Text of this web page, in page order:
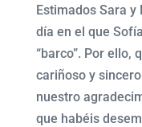
Estimados Sara y
día en el que
“barco”. Por ello,
cariñoso y
nuestro
que habéis